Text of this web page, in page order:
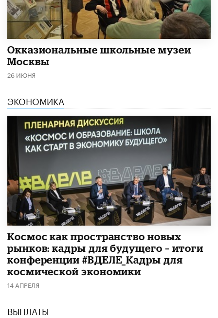
​Окказиональные школьные музеи
Москвы
26 ИЮНЯ
ЭКОНОМИКА
Космос как пространство новых
рынков: кадры для будущего – итоги
конференции #ВДЕЛЕ_Кадры для
космической экономики
14 АПРЕЛЯ
ВЫПЛАТЫ